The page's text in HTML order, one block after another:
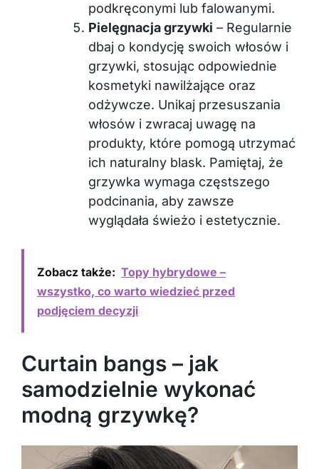
podkręconymi lub falowanymi.
Pielęgnacja grzywki – Regularnie
dbaj o kondycję swoich włosów i
grzywki, stosując odpowiednie
kosmetyki nawilżające oraz
odżywcze. Unikaj przesuszania
włosów i zwracaj uwagę na
produkty, które pomogą utrzymać
ich naturalny blask. Pamiętaj, że
grzywka wymaga częstszego
podcinania, aby zawsze
wyglądała świeżo i estetycznie.
Zobacz także: Topy hybrydowe –
wszystko, co warto wiedzieć przed
podjęciem decyzji
Curtain bangs – jak
samodzielnie wykonać
modną grzywkę?